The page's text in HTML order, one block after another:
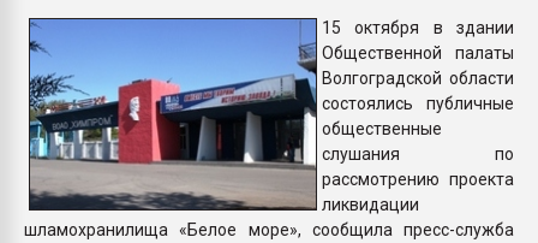
ПЕРЕЙТИ НА
15 октября в здании
Общественной палаты
Волгоградской области
состоялись публичные
общественные
слушания по
рассмотрению проекта
ликвидации
шламохранилища «Белое море», сообщила пресс-служба